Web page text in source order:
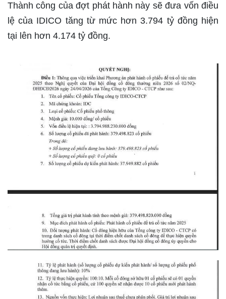
Thành công của đợt phát hành này sẽ đưa vốn điều
lệ của IDICO tăng từ mức hơn 3.794 tỷ đồng hiện
tại lên hơn 4.174 tỷ đồng.